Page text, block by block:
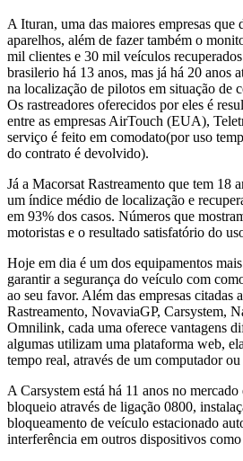
A Ituran, uma das maiores empresas que
aparelhos, além de fazer também o
mil clientes e 30 mil veículos
brasilerio há 13 anos, mas já há 20 anos
na localização de pilotos em situação de
Os rastreadores oferecidos por eles é
entre as empresas AirTouch (EUA),
serviço é feito em comodato(por uso
do contrato é devolvido).
Já a Macorsat Rastreamento que tem 18
um índice médio de localização e
em 93% dos casos. Números que
motoristas e o resultado satisfatório do
Hoje em dia é um dos equipamentos
garantir a segurança do veículo com
ao seu favor. Além das empresas citadas
Rastreamento, NovaviaGP, Carsystem,
Omnilink, cada uma oferece vantagens
algumas utilizam uma plataforma web,
tempo real, através de um computador
A Carsystem está há 11 anos no
bloqueio através de ligação 0800,
bloqueamento de veículo estacionado
interferência em outros dispositivos